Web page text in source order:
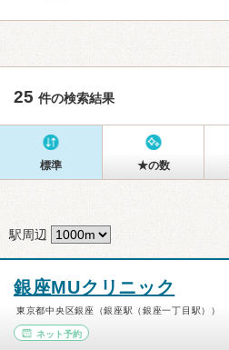
25 件の検索結果
標準 ★の数
駅周辺
銀座MUクリニック
東京都中央区銀座（銀座駅（銀座一丁目駅））
ネット予約